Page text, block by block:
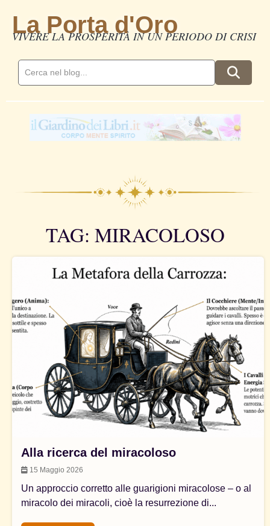
La Porta d'Oro
VIVERE LA PROSPERITÀ IN UN PERIODO DI CRISI
TAG: MIRACOLOSO
Alla ricerca del miracoloso
15 Maggio 2026
Un approccio corretto alle guarigioni miracolose – o al
miracolo dei miracoli, cioè la resurrezione di...